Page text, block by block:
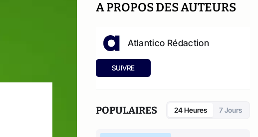
A PROPOS DES AUTEURS
Atlantico Rédaction
SUIVRE
POPULAIRES 24 Heures 7 Jours